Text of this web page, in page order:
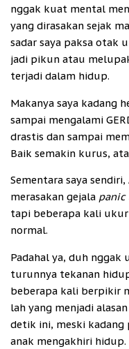
nggak kuat mental
yang dirasakan sejak
sadar saya paksa otak
jadi pikun atau
terjadi dalam hidup.
Makanya saya kadang
sampai mengalami
drastis dan sampai
Baik semakin kurus,
Sementara saya
merasakan gejala panic
tapi beberapa kali
normal.
Padahal ya, duh nggak
turunnya tekanan
beberapa kali berpikir
lah yang menjadi
detik ini, meski kadang
anak mengakhiri hidup.